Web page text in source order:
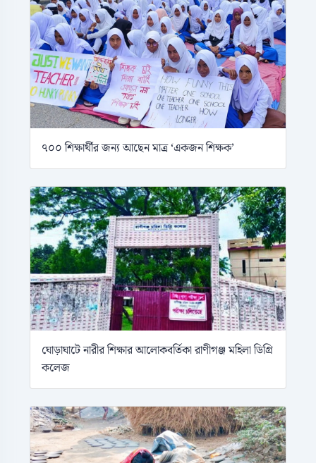
৭০০ শিক্ষার্থীর জন্য আছেন মাত্র ‘একজন শিক্ষক’
ঘোড়াঘাটে নারীর শিক্ষার আলোকবর্তিকা রাণীগঞ্জ মহিলা ডিগ্রি
কলেজ